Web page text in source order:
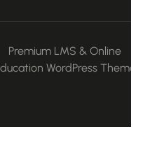
Premium LMS & Online
Education WordPress